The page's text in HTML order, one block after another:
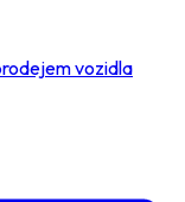
vozidla